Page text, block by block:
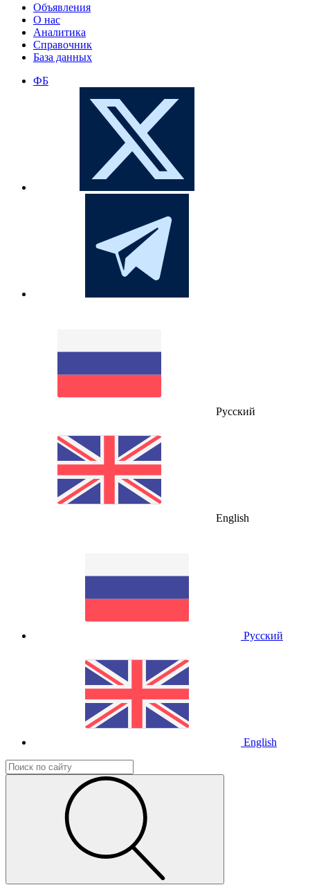
Объявления
О нас
Аналитика
Справочник
База данных
ФБ
Русский
English
Русский
English